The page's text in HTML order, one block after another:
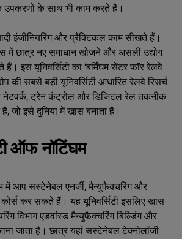
के साथ भी काम करते हैं।
इंजीनियरिंग और प्रैक्टिकल काम सीखते हैं।
में छात्र नए समाधान खोजने और असली उद्योग
इस यूनिवर्सिटी का ‘बर्मिंघम सेंटर फॉर रेलवे
की सबसे बड़ी यूनिवर्सिटी आधारित रेलवे रिसर्च
नेटवर्क, ट्रेन कंट्रोल और डिजिटल रेल तकनीक
जो इसे दुनिया में खास बनाता है।
ऑफ नॉटिंघम
में आप सस्टेनेबल एनर्जी, मैन्युफैक्चरिंग और
कोर्स कर सकते हैं। यह यूनिवर्सिटी इसलिए खास
विभाग एडवांस्ड मैन्युफैक्चरिंग बिल्डिंग और
जाता है। छात्र यहां सस्टेनेबल टेक्नोलॉजी